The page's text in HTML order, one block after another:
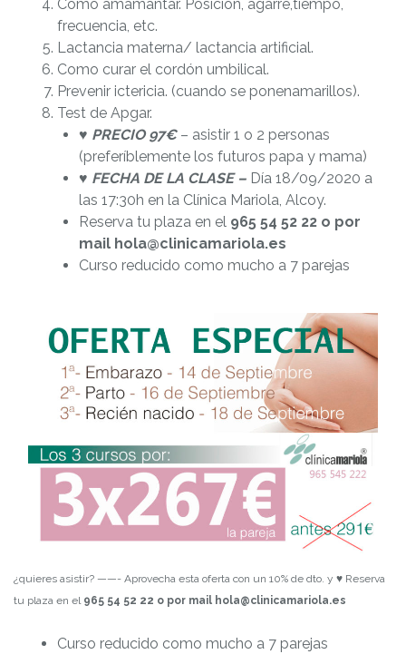
Cómo amamantar. Posición, agarre,tiempo,
frecuencia, etc.
Lactancia materna/ lactancia artificial.
Como curar el cordón umbilical.
Prevenir ictericia. (cuando se ponenamarillos).
Test de Apgar.
♥ PRECIO 97€ – asistir 1 o 2 personas
(preferíblemente los futuros papa y mama)
♥ FECHA DE LA CLASE – Día 18/09/2020 a
las 17:30h en la Clínica Mariola, Alcoy.
Reserva tu plaza en el 965 54 52 22 o por
mail hola@clinicamariola.es
Curso reducido como mucho a 7 parejas
¿quieres asistir? ——- Aprovecha esta oferta con un 10% de dto. y ♥ Reserva
tu plaza en el 965 54 52 22 o por mail hola@clinicamariola.es
Curso reducido como mucho a 7 parejas